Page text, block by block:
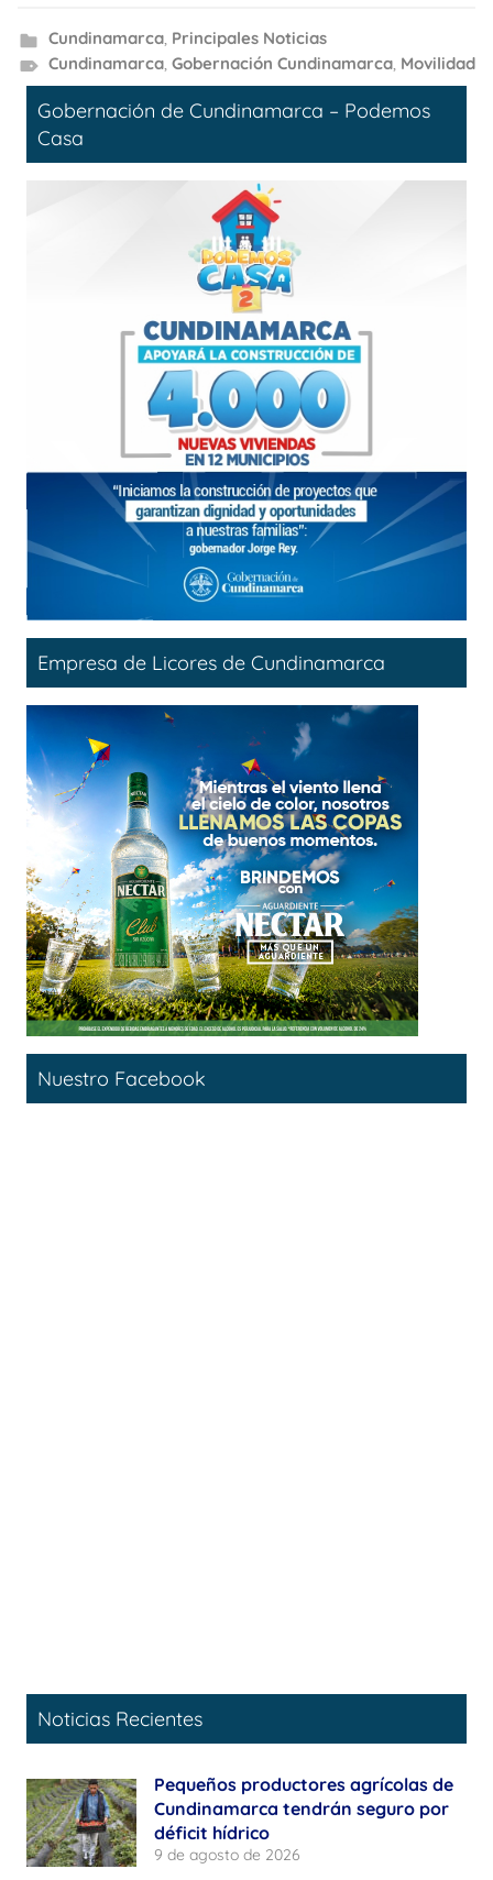
Cundinamarca, Principales Noticias
Cundinamarca, Gobernación Cundinamarca, Movilidad
Gobernación de Cundinamarca – Podemos
Casa
Empresa de Licores de Cundinamarca
Nuestro Facebook
Noticias Recientes
Pequeños productores agrícolas de
Cundinamarca tendrán seguro por
déficit hídrico
9 de agosto de 2026